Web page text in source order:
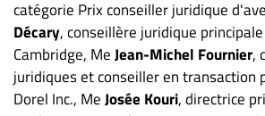
catégorie Prix conseiller juridique
Décary, conseillère juridique
Cambridge, MeJean-Michel Fournier,
juridiques et conseiller en transaction
Dorel Inc., MeJosée Kouri, directrice